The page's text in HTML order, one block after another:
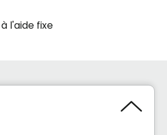
l'aide fixe